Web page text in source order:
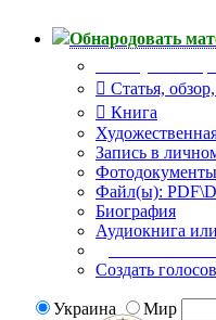
Обнародовать
Статья,
Книга
Запись в
Фотодокументы
Файл(ы):
Биография
Аудиокнига
Создать
Украина Мир